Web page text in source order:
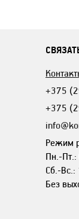
+375
+375
Режим
Пн.-
Сб.-
Без